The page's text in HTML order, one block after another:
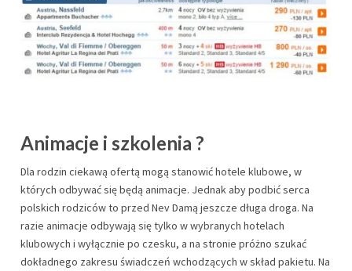
Animacje i szkolenia ?
Dla rodzin ciekawą ofertą mogą stanowić hotele klubowe, w
których odbywać się będą animacje. Jednak aby podbić serca
polskich rodziców to przed Nev Damą jeszcze długa droga. Na
razie animacje odbywają się tylko w wybranych hotelach
klubowych i wyłącznie po czesku, a na stronie próżno szukać
dokładnego zakresu świadczeń wchodzących w skład pakietu. Na